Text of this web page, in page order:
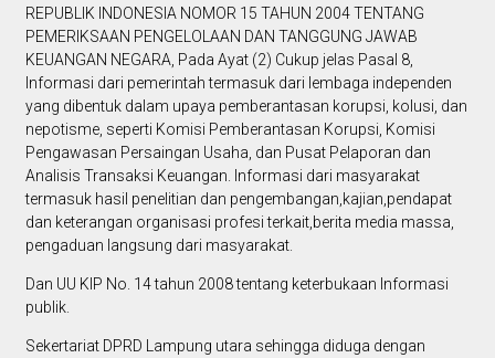
REPUBLIK INDONESIA NOMOR 15 TAHUN 2004 TENTANG
PEMERIKSAAN PENGELOLAAN DAN TANGGUNG JAWAB
KEUANGAN NEGARA, Pada Ayat (2) Cukup jelas Pasal 8,
Informasi dari pemerintah termasuk dari lembaga independen
yang dibentuk dalam upaya pemberantasan korupsi, kolusi, dan
nepotisme, seperti Komisi Pemberantasan Korupsi, Komisi
Pengawasan Persaingan Usaha, dan Pusat Pelaporan dan
Analisis Transaksi Keuangan. Informasi dari masyarakat
termasuk hasil penelitian dan pengembangan,kajian,pendapat
dan keterangan organisasi profesi terkait,berita media massa,
pengaduan langsung dari masyarakat.
Dan UU KIP No. 14 tahun 2008 tentang keterbukaan Informasi
publik.
Sekertariat DPRD Lampung utara sehingga diduga dengan